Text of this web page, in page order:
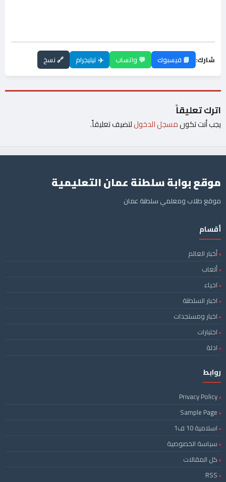
شارك: 📘 فيسبوك 💬 واتساب ✈️ تيليجرام 🔗 نسخ
اترك تعليقاً
يجب أنت تكونمسجل الدخوللتضيف تعليقاً.
موقع بوابة سلطنة عمان التعليمية
موقع طلاب ومعلمي سلطنة عمان
أقسام
أخبار العالم
ألعاب
احياء
اخبار السلطنة
اخبار ومستجدات
اختبارات
ادلة
روابط
Privacy Policy
Sample Page
اسلامية 10 ف1
سياسة الخصوصية
كل المقالات
RSS